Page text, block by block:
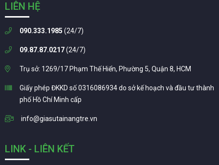
LIÊN HỆ
090.333.1985 (24/7)
09.87.87.0217(24/7)
Trụ sở: 1269/17 Phạm Thế Hiển, Phường 5, Quận 8, HCM
Giấy phép ĐKKD số 0316086934 do sở kế hoạch và đầu tư thành
phố Hồ Chí Minh cấp
info@giasutainangtre.vn
LINK - LIÊN KẾT